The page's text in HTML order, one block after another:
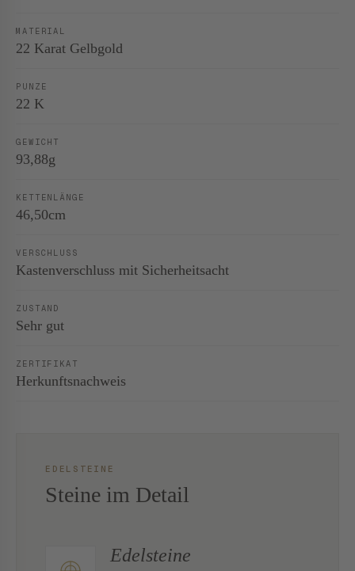
MATERIAL
22 Karat Gelbgold
PUNZE
22 K
GEWICHT
93,88g
KETTENLÄNGE
46,50cm
VERSCHLUSS
Kastenverschluss mit Sicherheitsacht
ZUSTAND
Sehr gut
ZERTIFIKAT
Herkunftsnachweis
EDELSTEINE
Steine im Detail
Edelsteine